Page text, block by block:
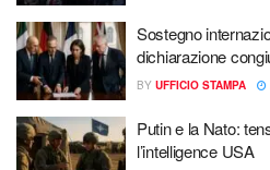
Sostegno
dichiarazione
BY UFFICIO STAMPA
Putin e la Nato:
l’intelligence USA